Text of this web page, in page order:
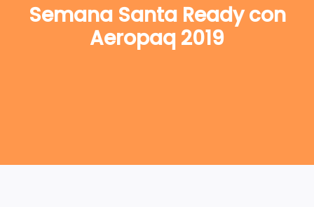
Semana Santa Ready con
Aeropaq 2019